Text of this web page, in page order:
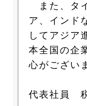
また、タ
ア、インド
してアジア
本全国の企
心がござい
代表社員